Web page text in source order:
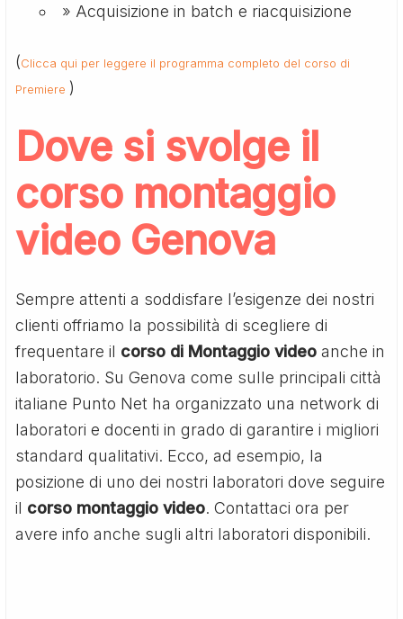
» Acquisizione in batch e riacquisizione
(Clicca qui per leggere il programma completo del corso di
Premiere )
Dove si svolge il
corso montaggio
video Genova
Sempre attenti a soddisfare l’esigenze dei nostri
clienti offriamo la possibilità di scegliere di
frequentare il corso di Montaggio video anche in
laboratorio. Su Genova come sulle principali città
italiane Punto Net ha organizzato una network di
laboratori e docenti in grado di garantire i migliori
standard qualitativi. Ecco, ad esempio, la
posizione di uno dei nostri laboratori dove seguire
il corso montaggio video. Contattaci ora per
avere info anche sugli altri laboratori disponibili.